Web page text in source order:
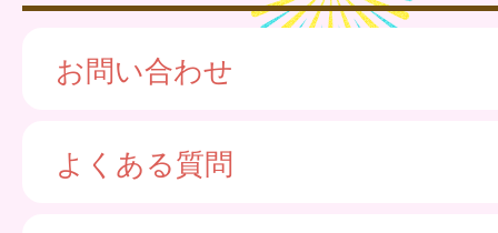
お問い合わせ
よくある質問